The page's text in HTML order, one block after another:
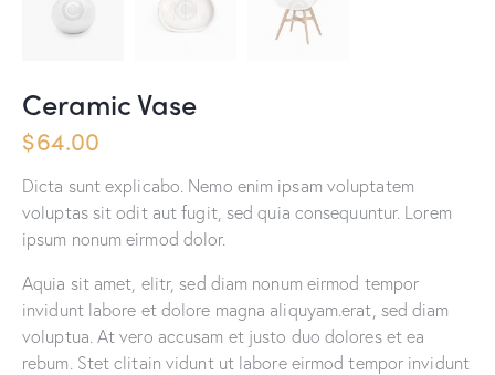
Ceramic Vase
$64.00
Dicta sunt explicabo. Nemo enim ipsam voluptatem
voluptas sit odit aut fugit, sed quia consequuntur. Lorem
ipsum nonum eirmod dolor.
Aquia sit amet, elitr, sed diam nonum eirmod tempor
invidunt labore et dolore magna aliquyam.erat, sed diam
voluptua. At vero accusam et justo duo dolores et ea
rebum. Stet clitain vidunt ut labore eirmod tempor invidunt